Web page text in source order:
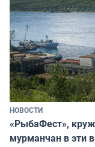
НОВОСТИ
«РыбаФест»,
мурманчан в эти